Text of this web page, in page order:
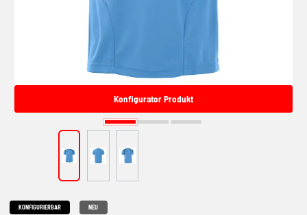
Konfigurator Produkt
KONFIGURIERBAR NEU